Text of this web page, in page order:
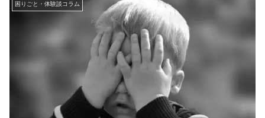
困りごと・体験談コラム